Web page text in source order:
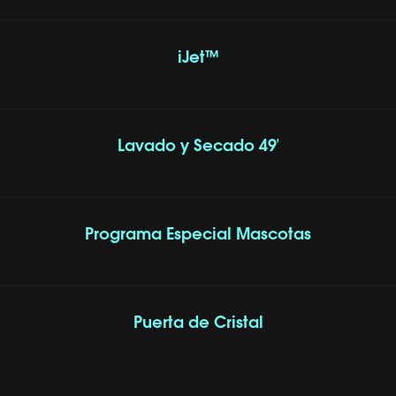
iJet™
Lavado y Secado 49'
Programa Especial Mascotas
Puerta de Cristal